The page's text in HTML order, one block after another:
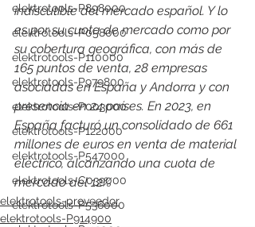
elektrotools-P898000
elektrotools-P058000
elektrotools-P110000
elektrotools-P979800
elektrotools-P003000
elektrotools-P122000
elektrotools-P547000
elektrotools-C039000
elektrotools-P536000
indiscutible del mercado español. Y lo
es por su cuota de mercado como por
su cobertura geográfica, con más de
165 puntos de venta, 28 empresas
asociadas en España y Andorra y con
presencia en 24 países. En 2023, en
España facturó un consolidado de 661
millones de euros en venta de material
eléctrico, alcanzando una cuota de
mercado del 12%
elektrotools-proveedor
elektrotools-P914900